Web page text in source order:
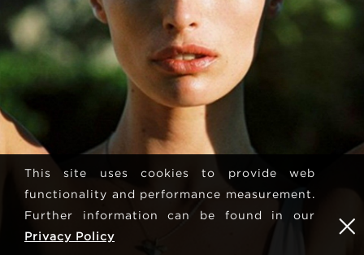
This site uses cookies to provide web
functionality and performance measurement.
Further information can be found in our
Privacy Policy